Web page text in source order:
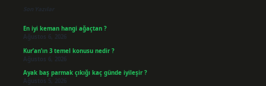
Son Yazılar
En iyi keman hangi ağaçtan ?
Ağustos 6, 2026
Kur’an’ın 3 temel konusu nedir ?
Ağustos 6, 2026
Ayak baş parmak çıkığı kaç günde iyileşir ?
Ağustos 5, 2026